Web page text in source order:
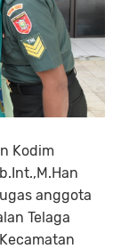
Kodim
anggota
Telaga